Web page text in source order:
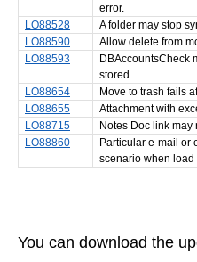
error.
LO88528
A folder may stop
LO88590
Allow delete from
LO88593
DBAccountsCheck
stored.
LO88654
Move to trash fails
LO88655
Attachment with
LO88715
Notes Doc link
LO88860
Particular e-mail or
scenario when
You can download the